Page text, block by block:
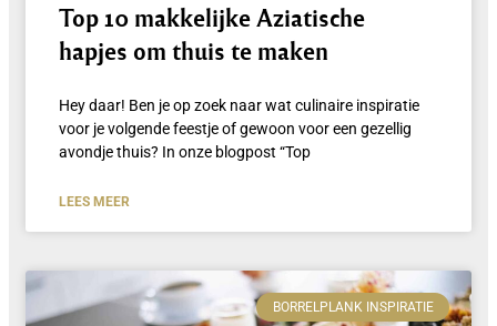
Top 10 makkelijke Aziatische
hapjes om thuis te maken
Hey daar! Ben je op zoek naar wat culinaire inspiratie
voor je volgende feestje of gewoon voor een gezellig
avondje thuis? In onze blogpost “Top
LEES MEER
BORRELPLANK INSPIRATIE